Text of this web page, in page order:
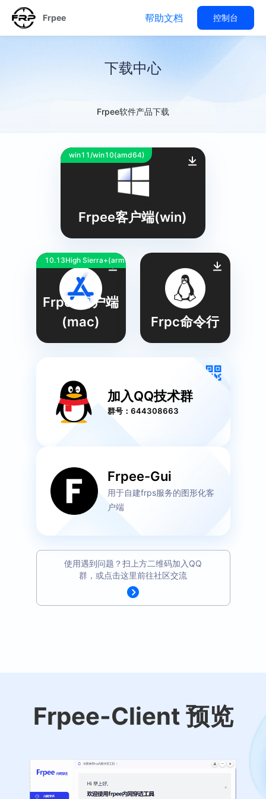
Frpee 帮助文档 控制台
下载中心
Frpee软件产品下载
Frpee客户端(win)
win11/win10(amd64)
Frpee客户端
(mac)
10.13High Sierra+(armM芯)
Frpc命令行
加入QQ技术群
群号：644308663
Frpee-Gui
用于自建frps服务的图形化客
户端
使用遇到问题？扫上方二维码加入QQ
群，或点击这里前往社区交流
Frpee-Client 预览